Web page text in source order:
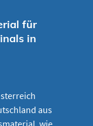
für
in
aus